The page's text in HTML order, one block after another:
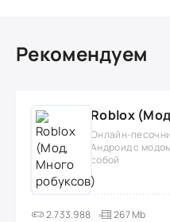
Рекомендуем
Roblox
Онлайн-
Андроид с
собой
2.733.988 267 Mb